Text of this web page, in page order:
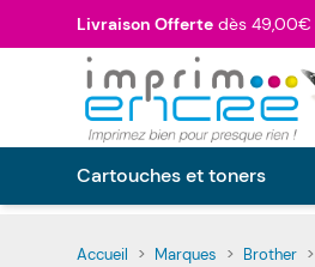
Livraison Offerte dès 49,00€
Cartouches et toners
Accueil > Marques > Brother >